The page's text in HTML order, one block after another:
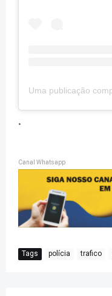
.
Canal Whatsapp
Tags polícia trafico